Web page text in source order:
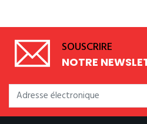
SOUSCRIRE
NOTRE